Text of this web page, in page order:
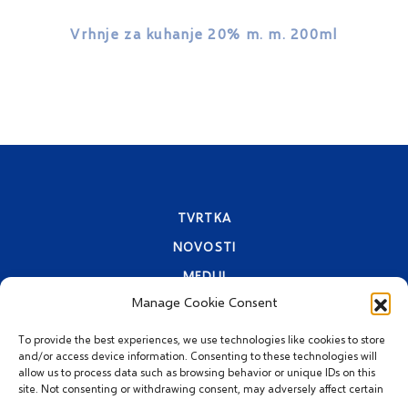
Manage Cookie Consent
To provide the best experiences, we use technologies like cookies to store
and/or access device information. Consenting to these technologies will
allow us to process data such as browsing behavior or unique IDs on this
site. Not consenting or withdrawing consent, may adversely affect certain
Vrhnje za kuhanje 20% m. m. 200ml
TVRTKA
NOVOSTI
MEDIJI
KONTAKTI
PRAVA PRIVATNOSTI